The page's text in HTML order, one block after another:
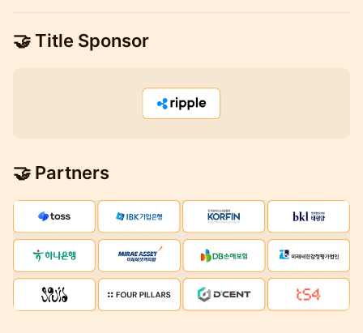
🤝 Title Sponsor
🤝 Partners